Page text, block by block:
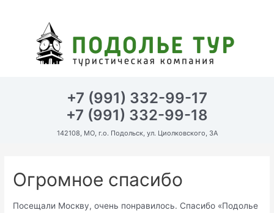
содержимому
+7 (991) 332-99-17
+7 (991) 332-99-18
142108, МО, г.о. Подольск, ул. Циолковского, 3А
Огромное спасибо
Посещали Москву, очень понравилось. Спасибо «Подолье